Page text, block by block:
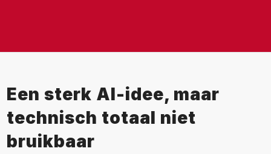
Een sterk AI-idee, maar
technisch totaal niet
bruikbaar